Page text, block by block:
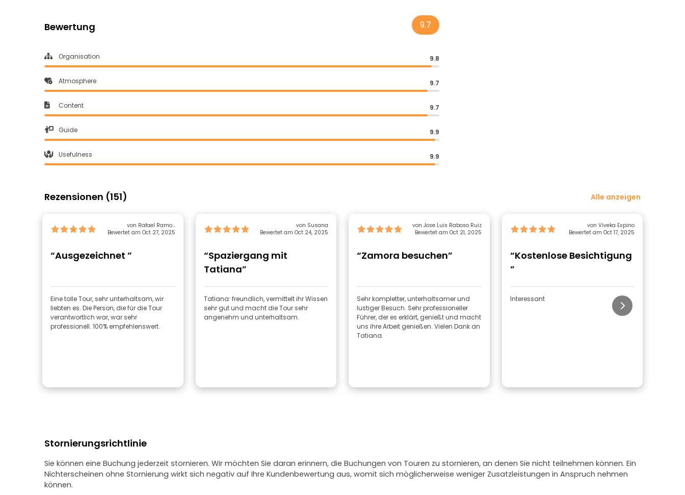
Bewertung 9.7
Organisation 9.8
Atmosphere 9.7
Content 9.7
Guide 9.9
Usefulness 9.9
Rezensionen (151) Alle anzeigen
von Rafael Ramos
Nogueras
Bewertet am Oct 27, 2025
“Ausgezeichnet ”
Eine tolle Tour, sehr unterhaltsam, wir
liebten es. Die Person, die für die Tour
verantwortlich war, war sehr
professionell. 100% empfehlenswert.
von Susana
Bewertet am Oct 24, 2025
“Spaziergang mit
Tatiana”
Tatiana: freundlich, vermittelt ihr Wissen
sehr gut und macht die Tour sehr
angenehm und unterhaltsam.
von Jose Luis Raboso Ruiz
Bewertet am Oct 21, 2025
“Zamora besuchen”
Sehr kompletter, unterhaltsamer und
lustiger Besuch. Sehr professioneller
Führer, der es erklärt, genießt und macht
uns ihre Arbeit genießen. Vielen Dank an
Tatiana.
von Viveka Espino
Bewertet am Oct 17, 2025
“Kostenlose Besichtigung
”
Interessant
Stornierungsrichtlinie
Sie können eine Buchung jederzeit stornieren. Wir möchten Sie daran erinnern, die Buchungen von Touren zu stornieren, an denen Sie nicht teilnehmen können. Ein
Nichterscheinen ohne Stornierung wirkt sich negativ auf Ihre Kundenbewertung aus, womit sich möglicherweise weniger Zusatzleistungen in Anspruch nehmen
können.